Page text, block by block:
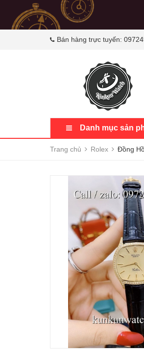
Bán hàng trực tuyến:
Danh mục sản
Trang chủ Rolex Đồng